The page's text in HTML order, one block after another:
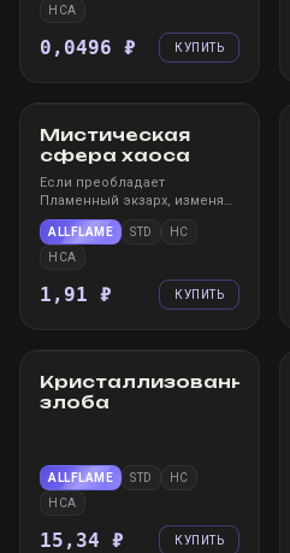
HCA
0,0496 ₽ КУПИТЬ
Мистическая
сфера хаоса
Если преобладает
Пламенный экзарх, изменяет
свойства-префиксы
ALLFLAME STD
HC
HCA
1,91 ₽ КУПИТЬ
Кристаллизованная
злоба
ALLFLAME STD
HC
HCA
15,34 ₽ КУПИТЬ